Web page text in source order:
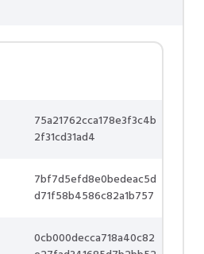
75a21762cca178e3f3c4b
2f31cd31ad4
7bf7d5efd8e0bedeac5d
d71f58b4586c82a1b757
0cb000decca718a40c82